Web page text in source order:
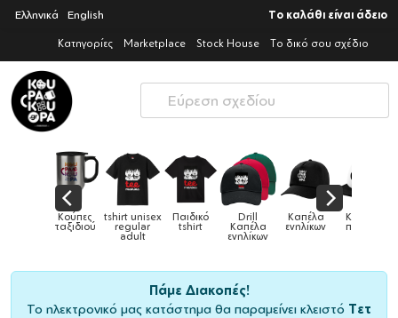
Ελληνικά English Το καλάθι είναι άδειο
Κατηγορίες Marketplace Stock House Το δικό σου σχέδιο
Παιδικό
tshirt
Drill
Καπέλα
ενηλίκων
Καπέλα
ενηλίκων
Καπέλα
παιδικά Κούπες Κούπες
ειδικές
Πάμε Διακοπές!
Το ηλεκτρονικό μας κατάστημα θα παραμείνει κλειστό Τετ